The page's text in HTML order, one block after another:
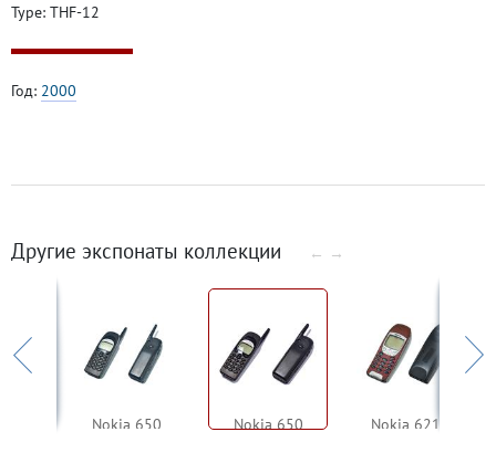
Type: THF-12
Год: 2000
Другие экспонаты коллекции ← →
Nokia 650 Nokia 650 Nokia 6210